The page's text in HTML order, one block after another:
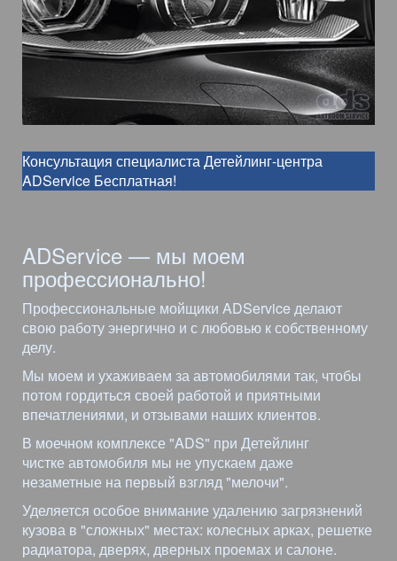
Консультация специалиста Детейлинг-центра
ADService Бесплатная!
ADService — мы моем
профессионально!
Профессиональные мойщики ADService делают
свою работу энергично и с любовью к собственному
делу.
Мы моем и ухаживаем за автомобилями так, чтобы
потом гордиться своей работой и приятными
впечатлениями, и отзывами наших клиентов.
В моечном комплексе "ADS" при Детейлинг
чистке автомобиля мы не упускаем даже
незаметные на первый взгляд "мелочи".
Уделяется особое внимание удалению загрязнений
кузова в "сложных" местах: колесных арках, решетке
радиатора, дверях, дверных проемах и салоне.